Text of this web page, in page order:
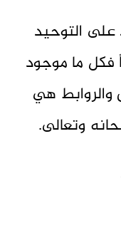
على التوحيد
فكل ما موجود
والروابط هي
وتعالى.